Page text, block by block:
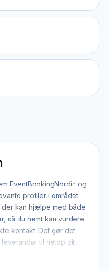
EventBookingNordic og
profiler i området.
der kan hjælpe med både
så du nemt kan vurdere
kontakt. Det gør det
til netop dit